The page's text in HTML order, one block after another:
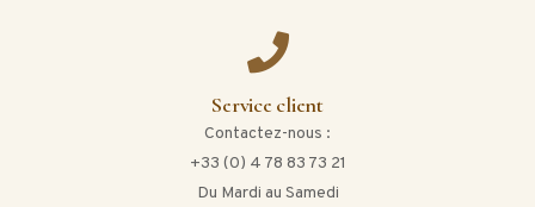
Service client
Contactez-nous :
+33 (0) 4 78 83 73 21
Du Mardi au Samedi